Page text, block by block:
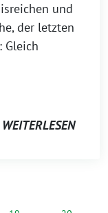
und
der letzten
Gleich
WEITERLESEN